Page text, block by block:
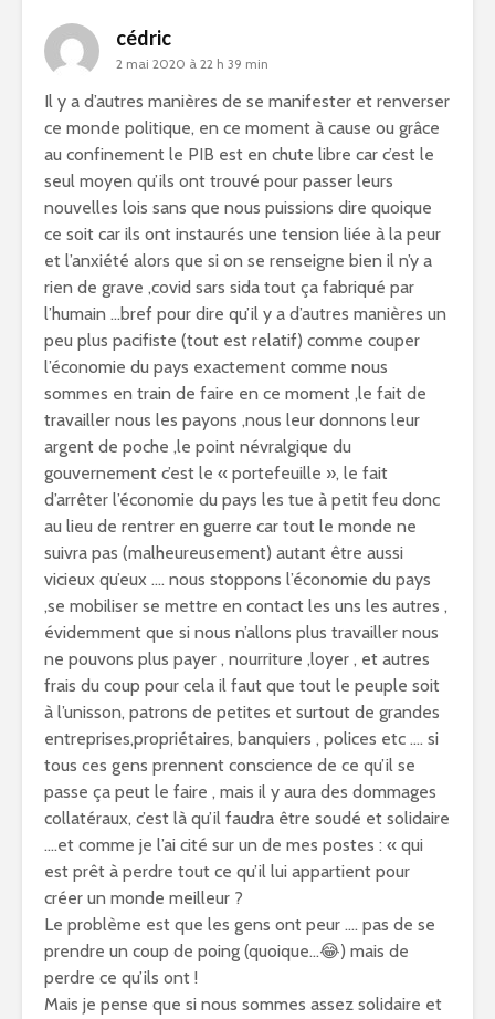
cédric
2 mai 2020 à 22 h 39 min
Il y a d’autres manières de se manifester et renverser
ce monde politique, en ce moment à cause ou grâce
au confinement le PIB est en chute libre car c’est le
seul moyen qu’ils ont trouvé pour passer leurs
nouvelles lois sans que nous puissions dire quoique
ce soit car ils ont instaurés une tension liée à la peur
et l’anxiété alors que si on se renseigne bien il n’y a
rien de grave ,covid sars sida tout ça fabriqué par
l’humain …bref pour dire qu’il y a d’autres manières un
peu plus pacifiste (tout est relatif) comme couper
l’économie du pays exactement comme nous
sommes en train de faire en ce moment ,le fait de
travailler nous les payons ,nous leur donnons leur
argent de poche ,le point névralgique du
gouvernement c’est le « portefeuille », le fait
d’arrêter l’économie du pays les tue à petit feu donc
au lieu de rentrer en guerre car tout le monde ne
suivra pas (malheureusement) autant être aussi
vicieux qu’eux …. nous stoppons l’économie du pays
,se mobiliser se mettre en contact les uns les autres ,
évidemment que si nous n’allons plus travailler nous
ne pouvons plus payer , nourriture ,loyer , et autres
frais du coup pour cela il faut que tout le peuple soit
à l’unisson, patrons de petites et surtout de grandes
entreprises,propriétaires, banquiers , polices etc …. si
tous ces gens prennent conscience de ce qu’il se
passe ça peut le faire , mais il y aura des dommages
collatéraux, c’est là qu’il faudra être soudé et solidaire
….et comme je l’ai cité sur un de mes postes : « qui
est prêt à perdre tout ce qu’il lui appartient pour
créer un monde meilleur ?
Le problème est que les gens ont peur …. pas de se
prendre un coup de poing (quoique…😂) mais de
perdre ce qu’ils ont !
Mais je pense que si nous sommes assez solidaire et